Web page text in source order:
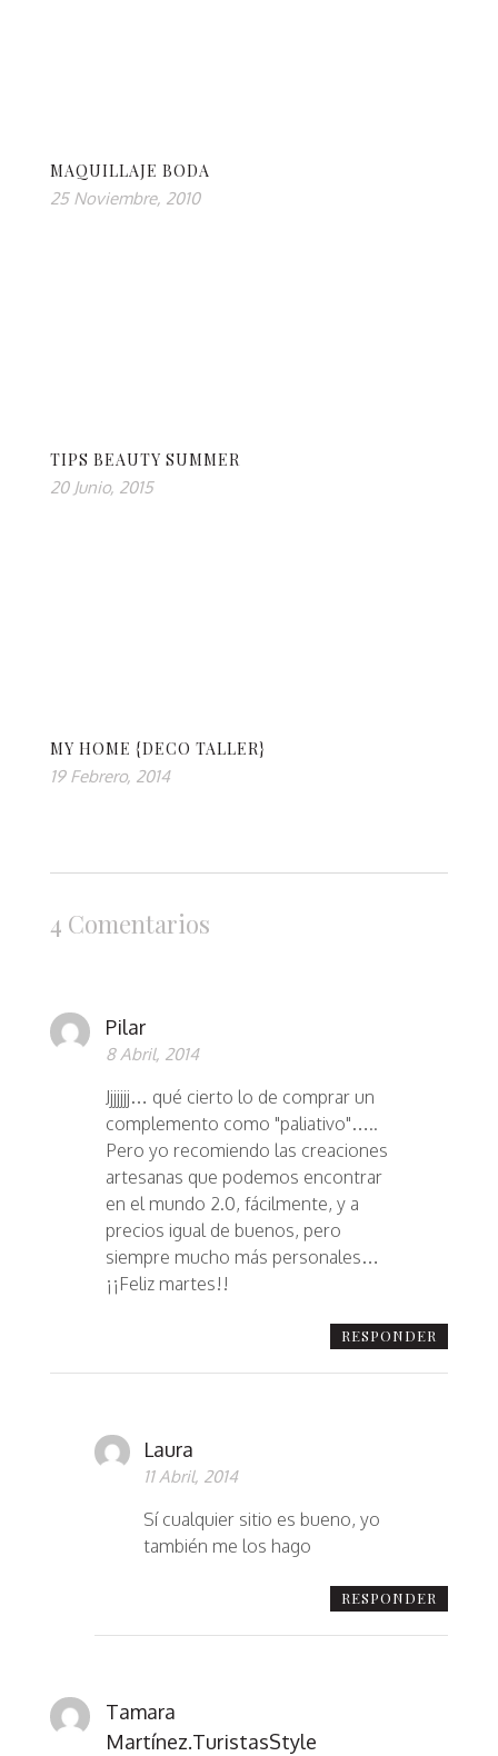
MAQUILLAJE BODA
25 Noviembre, 2010
TIPS BEAUTY SUMMER
20 Junio, 2015
MY HOME {DECO TALLER}
19 Febrero, 2014
4 Comentarios
Pilar
8 Abril, 2014
Jjjjjjj… qué cierto lo de comprar un
complemento como "paliativo"…..
Pero yo recomiendo las creaciones
artesanas que podemos encontrar
en el mundo 2.0, fácilmente, y a
precios igual de buenos, pero
siempre mucho más personales…
¡¡Feliz martes!!
RESPONDER
Laura
11 Abril, 2014
Sí cualquier sitio es bueno, yo
también me los hago
RESPONDER
Tamara
Martínez.TuristasStyle